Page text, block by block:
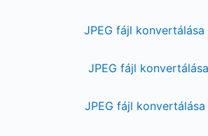
JPEG fájl konvertálása
JPEG fájl
JPEG fájl konvertálása